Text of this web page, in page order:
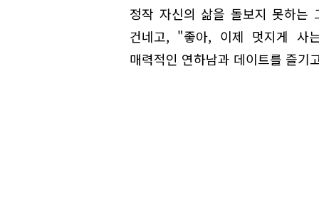
정작 자신의 삶을 돌보지 못하는
건네고, "좋아, 이제 멋지게 사
매력적인 연하남과 데이트를 즐기